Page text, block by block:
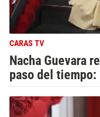
CARAS TV
Nacha Guevara
paso del tiempo: